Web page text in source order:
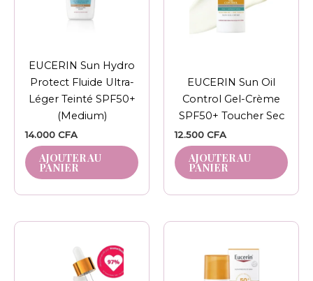
EUCERIN Sun Hydro
Protect Fluide Ultra-
Léger Teinté SPF50+
(Medium)
14.000 CFA
AJOUTER AU
PANIER
EUCERIN Sun Oil
Control Gel-Crème
SPF50+ Toucher Sec
12.500 CFA
AJOUTER AU
PANIER